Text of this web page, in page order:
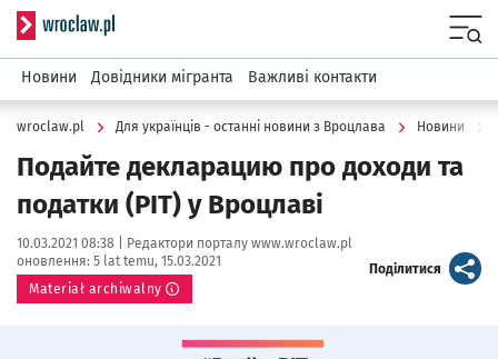
Serwis informacyjny wroclaw.pl
Новини Довідники мігранта Важливі контакти
wroclaw.pl Для українців - останні новини з Вроцлава Новини
Подайте декларацию про доходи та
податки (PIT) у Вроцлаві
Data publikacji:
10.03.2021 08:38 | Autor:
Редактори порталу www.wroclaw.pl
оновлення: 5 lat temu, 15.03.2021
Materiał archiwalny
Поділитися artykuł
Kliknij, aby powiększyć